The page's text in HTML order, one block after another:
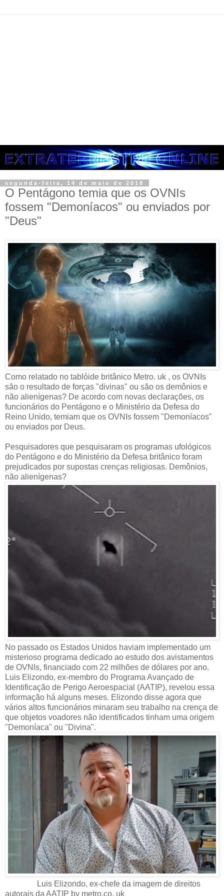
segunda-feira, 14 de maio de 2018
O Pentágono temia que os OVNIs
fossem "Demoníacos" ou enviados por
"Deus"
Como relatado no tablóide britânico Metro. uk , os OVNIs
são o resultado de forças "divinas" ou são os demônios e
não alienígenas? De acordo com novas declarações, os
funcionários do Pentágono e o Ministério da Defesa do
Reino Unido, temiam que os OVNIs fossem "Demoníacos"
ou enviados por Deus.
Pesquisadores que pesquisaram os programas ufológicos
do Pentágono e do Ministério da Defesa britânico foram
prejudicados por supostas crenças religiosas. Demônios,
não alienígenas?
No passado os Estados Unidos haviam implementado um
misterioso programa dedicado ao estudo dos avistamentos
de OVNIs, financiado com 22 milhões de dólares por ano.
Luis Elizondo, ex-membro do Programa Avançado de
Identificação de Perigo Aeroespacial (AATIP), revelou essa
informação há alguns meses. Elizondo disse agora que
vários altos funcionários minaram seu trabalho na crença de
que objetos voadores não identificados tinham uma origem
"Demoníaca" ou "Divina".
Luis Elizondo, ex-chefe da imagem de direitos
autorais da AATIP by metro.co. uk